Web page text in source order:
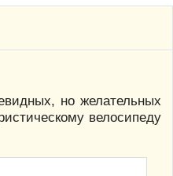
но желательных
велосипеду